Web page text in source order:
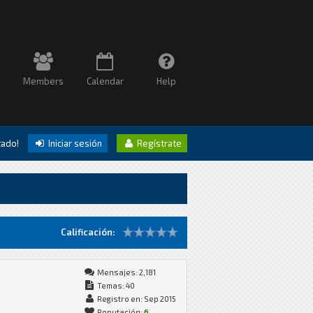
Members Calendar Help
Iniciar sesión Regístrate
Calificación:
Mensajes: 2,181
Temas: 40
Registro en: Sep 2015